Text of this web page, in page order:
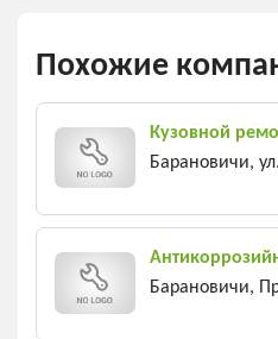
Похожие
Кузовной
Барановичи,
Барановичи,